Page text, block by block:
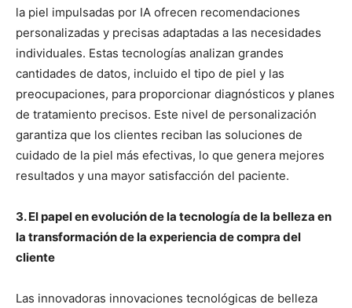
la piel impulsadas por IA ofrecen recomendaciones
personalizadas y precisas adaptadas a las necesidades
individuales. Estas tecnologías analizan grandes
cantidades de datos, incluido el tipo de piel y las
preocupaciones, para proporcionar diagnósticos y planes
de tratamiento precisos. Este nivel de personalización
garantiza que los clientes reciban las soluciones de
cuidado de la piel más efectivas, lo que genera mejores
resultados y una mayor satisfacción del paciente.
3. El papel en evolución de la tecnología de la belleza en
la transformación de la experiencia de compra del
cliente
Las innovadoras innovaciones tecnológicas de belleza